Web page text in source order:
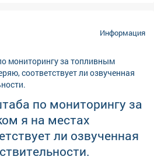
в муравейники-к
➖А если в этот
поверью, зиму проживёте без
Информация
по мониторингу за
я на местах
ли озвученная